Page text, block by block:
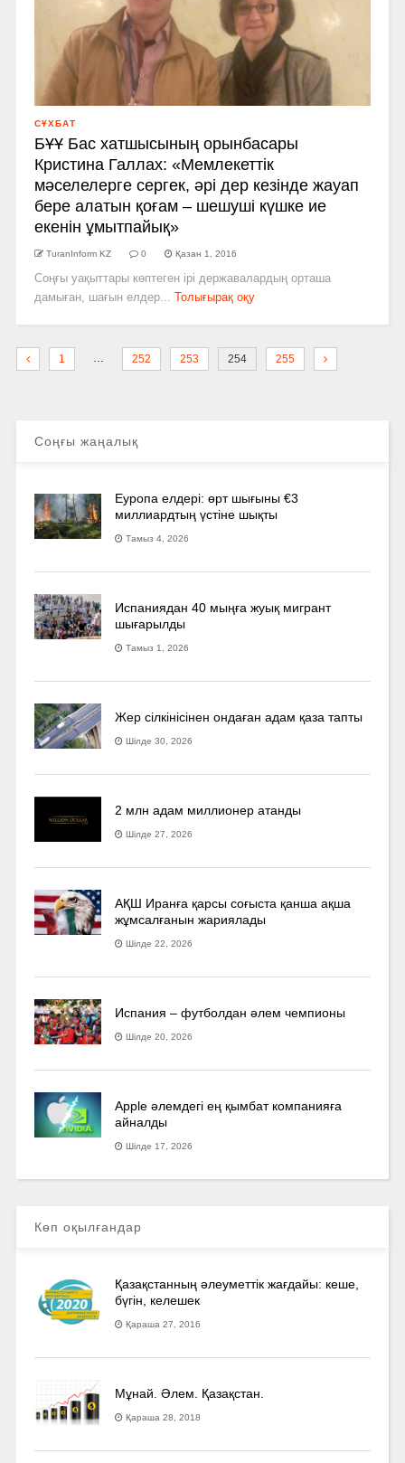
СҰХБАТ
БҰҰ Бас хатшысының орынбасары
Кристина Галлах: «Мемлекеттік
мәселелерге сергек, әрі дер кезінде жауап
бере алатын қоғам – шешуші күшке ие
екенін ұмытпайық»
TuranInform KZ 0 Қазан 1, 2016
Соңғы уақыттары көптеген ірі державалардың орташа
дамыған, шағын елдер...
Толығырақ оқу
1 252 253 254 255
Соңғы жаңалық
Еуропа елдері: өрт шығыны €3
миллиардтың үстіне шықты
Тамыз 4, 2026
Испаниядан 40 мыңға жуық мигрант
шығарылды
Тамыз 1, 2026
Жер сілкінісінен ондаған адам қаза тапты
Шілде 30, 2026
2 млн адам миллионер атанды
Шілде 27, 2026
АҚШ Иранға қарсы соғыста қанша ақша
жұмсалғанын жариялады
Шілде 22, 2026
Испания – футболдан әлем чемпионы
Шілде 20, 2026
Apple әлемдегі ең қымбат компанияға
айналды
Шілде 17, 2026
Көп оқылғандар
Қазақстанның әлеуметтік жағдайы: кеше,
бүгін, келешек
Қараша 27, 2016
Мұнай. Әлем. Қазақстан.
Қараша 28, 2018